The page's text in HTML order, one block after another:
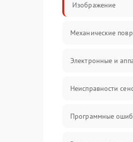
Изображение
Механические
Электронные и
Неисправности
Программные